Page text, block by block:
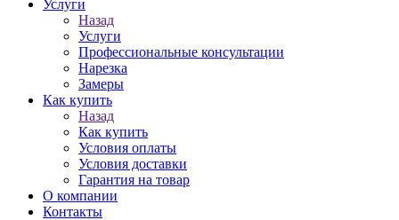
Услуги
Назад
Услуги
Профессиональные консультации
Нарезка
Замеры
Как купить
Назад
Как купить
Условия оплаты
Условия доставки
Гарантия на товар
О компании
Контакты